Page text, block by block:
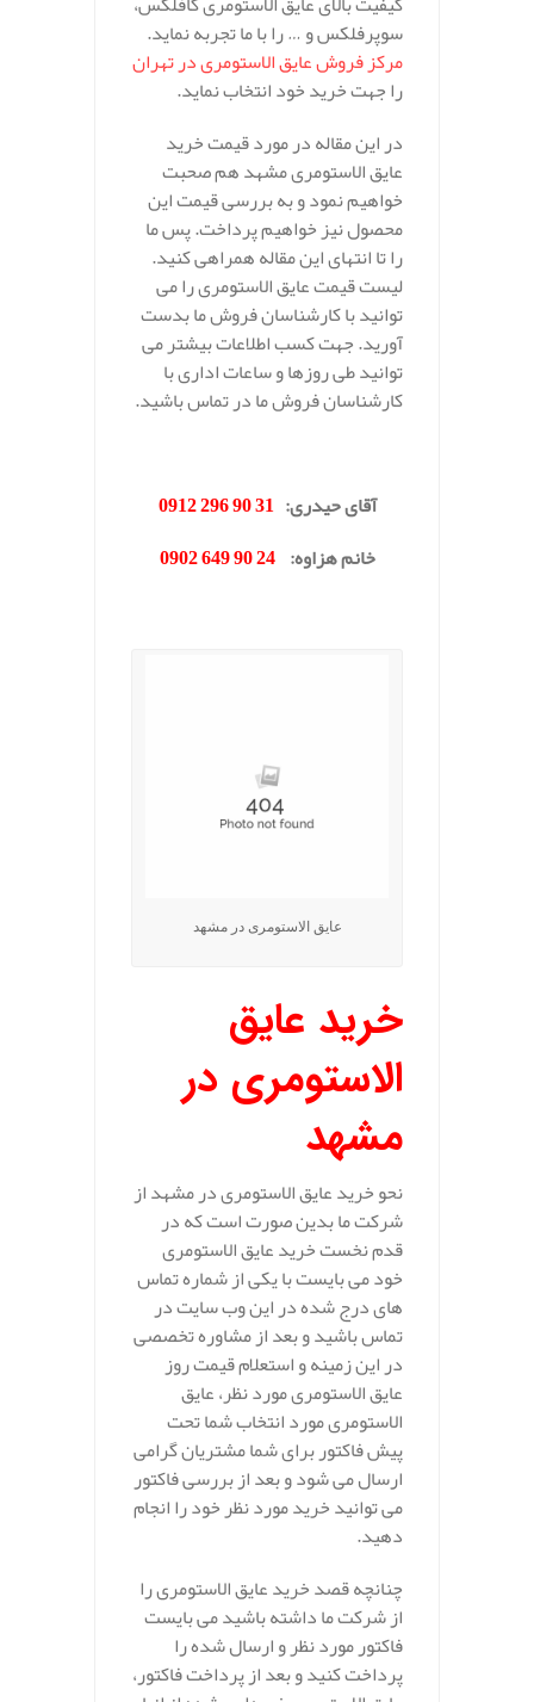
سوپرفلکس و … را با ما تجربه نماید.
مرکز فروش عایق الاستومری در تهران
را جهت خرید خود انتخاب نماید.
در این مقاله در مورد قیمت خرید
عایق الاستومری مشهد هم صحبت
خواهیم نمود و به بررسی قیمت این
محصول نیز خواهیم پرداخت. پس ما
را تا انتهای این مقاله همراهی کنید.
لیست قیمت عایق الاستومری را می
توانید با کارشناسان فروش ما بدست
آورید. جهت کسب اطلاعات بیشتر می
توانید طی روزها و ساعات اداری با
کارشناسان فروش ما در تماس باشید.
آقای حیدری:
31 90 296 0912
خانم هزاوه:
24 90 649 0902
عایق الاستومری در مشهد
خرید عایق
الاستومری در
مشهد
نحو خرید عایق الاستومری در مشهد از
شرکت ما بدین صورت است که در
قدم نخست خرید عایق الاستومری
خود می بایست با یکی از شماره تماس
های درج شده در این وب سایت در
تماس باشید و بعد از مشاوره تخصصی
در این زمینه و استعلام قیمت روز
عایق الاستومری مورد نظر، عایق
الاستومری مورد انتخاب شما تحت
پیش فاکتور برای شما مشتریان گرامی
ارسال می شود و بعد از بررسی فاکتور
می توانید خرید مورد نظر خود را انجام
دهید.
چنانچه قصد خرید عایق الاستومری را
از شرکت ما داشته باشید می بایست
فاکتور مورد نظر و ارسال شده را
پرداخت کنید و بعد از پرداخت فاکتور،